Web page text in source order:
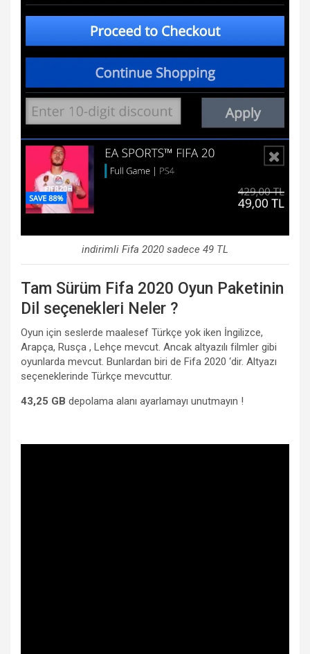
indirimli Fifa 2020 sadece 49 TL
Tam Sürüm Fifa 2020 Oyun Paketinin
Dil seçenekleri Neler ?
Oyun için seslerde maalesef Türkçe yok iken İngilizce,
Arapça, Rusça , Lehçe mevcut. Ancak altyazılı filmler gibi
oyunlarda mevcut. Bunlardan biri de Fifa 2020 ‘dir. Altyazı
seçeneklerinde Türkçe mevcuttur.
43,25 GB depolama alanı ayarlamayı unutmayın !